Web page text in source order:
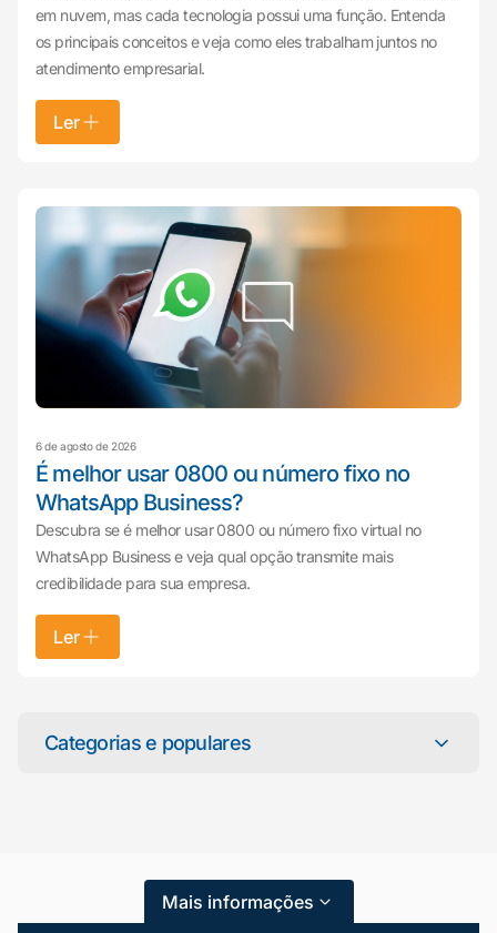
em nuvem, mas cada tecnologia possui uma função. Entenda
os principais conceitos e veja como eles trabalham juntos no
atendimento empresarial.
Ler
6 de agosto de 2026
É melhor usar 0800 ou número fixo no
WhatsApp Business?
Descubra se é melhor usar 0800 ou número fixo virtual no
WhatsApp Business e veja qual opção transmite mais
credibilidade para sua empresa.
Ler
Categorias e populares
Atendimento ao Cliente
Blog
Mais informações
online agora